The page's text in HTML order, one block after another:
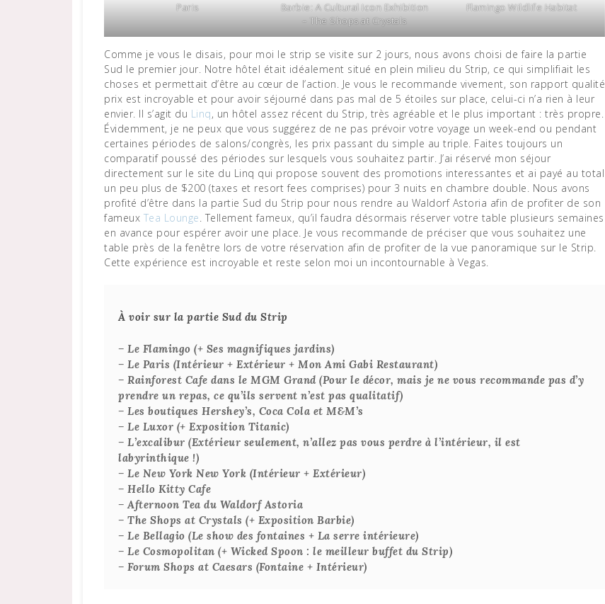
Paris
Barbie: A Cultural Icon Exhibition
– The Shops at Crystals
Flamingo Wildlife Habitat
Comme je vous le disais, pour moi le strip se visite sur 2 jours, nous avons choisi de faire la partie
Sud le premier jour. Notre hôtel était idéalement situé en plein milieu du Strip, ce qui simplifiait les
choses et permettait d’être au cœur de l’action. Je vous le recommande vivement, son rapport qualité
prix est incroyable et pour avoir séjourné dans pas mal de 5 étoiles sur place, celui-ci n’a rien à leur
envier. Il s’agit du Linq, un hôtel assez récent du Strip, très agréable et le plus important : très propre.
Évidemment, je ne peux que vous suggérez de ne pas prévoir votre voyage un week-end ou pendant
certaines périodes de salons/congrès, les prix passant du simple au triple. Faites toujours un
comparatif poussé des périodes sur lesquels vous souhaitez partir. J’ai réservé mon séjour
directement sur le site du Linq qui propose souvent des promotions interessantes et ai payé au total
un peu plus de $200 (taxes et resort fees comprises) pour 3 nuits en chambre double. Nous avons
profité d’être dans la partie Sud du Strip pour nous rendre au Waldorf Astoria afin de profiter de son
fameux Tea Lounge. Tellement fameux, qu’il faudra désormais réserver votre table plusieurs semaines
en avance pour espérer avoir une place. Je vous recommande de préciser que vous souhaitez une
table près de la fenêtre lors de votre réservation afin de profiter de la vue panoramique sur le Strip.
Cette expérience est incroyable et reste selon moi un incontournable à Vegas.
À voir sur la partie Sud du Strip
– Le Flamingo (+ Ses magnifiques jardins)
– Le Paris (Intérieur + Extérieur + Mon Ami Gabi Restaurant)
– Rainforest Cafe dans le MGM Grand (Pour le décor, mais je ne vous recommande pas d’y
prendre un repas, ce qu’ils servent n’est pas qualitatif)
– Les boutiques Hershey’s, Coca Cola et M&M’s
– Le Luxor (+ Exposition Titanic)
– L’excalibur (Extérieur seulement, n’allez pas vous perdre à l’intérieur, il est
labyrinthique !)
– Le New York New York (Intérieur + Extérieur)
– Hello Kitty Cafe
– Afternoon Tea du Waldorf Astoria
– The Shops at Crystals (+ Exposition Barbie)
– Le Bellagio (Le show des fontaines + La serre intérieure)
– Le Cosmopolitan (+ Wicked Spoon : le meilleur buffet du Strip)
– Forum Shops at Caesars (Fontaine + Intérieur)